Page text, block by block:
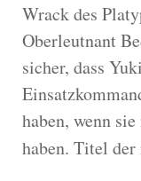
Wrack des
Oberleutnant
sicher, dass
haben, wenn
haben. Titel der